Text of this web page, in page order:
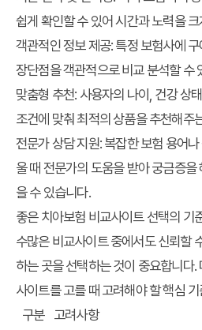
쉽게 확인할 수 있어 시간과 노력을
객관적인 정보 제공:특정 보험사에
장단점을 객관적으로 비교 분석할 수
맞춤형 추천: 사용자의 나이, 건강 상
조건에 맞춰 최적의 상품을 추천해주
전문가 상담 지원:복잡한 보험 용어
울 때 전문가의 도움을 받아 궁금증
을 수 있습니다.
좋은 치아보험 비교사이트 선택의 기
수많은 비교사이트 중에서도 신뢰할
하는 곳을 선택하는 것이 중요합니다
사이트를 고를 때 고려해야 할 핵심
구분
고려사항